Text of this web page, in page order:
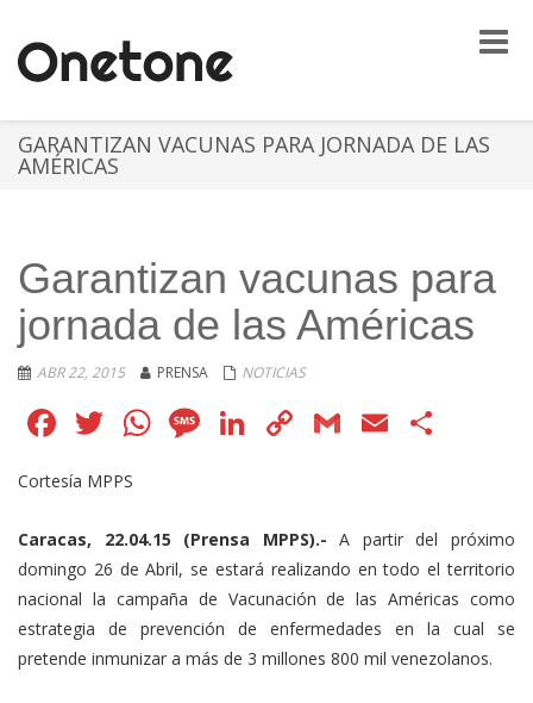
Toggle
GARANTIZAN VACUNAS PARA JORNADA DE LAS
AMÉRICAS
Garantizan vacunas para
jornada de las Américas
ABR 22, 2015 PRENSA NOTICIAS
Facebook
Twitter
WhatsApp
Message
LinkedIn
CopyGmailEmail
Cortesía MPPS
Caracas, 22.04.15 (Prensa MPPS).- A partir del próximo
domingo 26 de Abril, se estará realizando en todo el territorio
nacional la campaña de Vacunación de las Américas como
estrategia de prevención de enfermedades en la cual se
pretende inmunizar a más de 3 millones 800 mil venezolanos.